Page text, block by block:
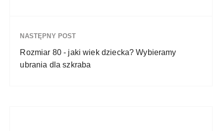
NASTĘPNY POST
Rozmiar 80 - jaki wiek dziecka? Wybieramy
ubrania dla szkraba